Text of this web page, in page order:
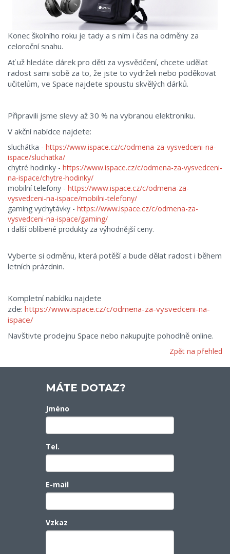
Konec školního roku je tady a s ním i čas na odměny za
celoroční snahu.
Ať už hledáte dárek pro děti za vysvědčení, chcete udělat
radost sami sobě za to, že jste to vydrželi nebo poděkovat
učitelům, ve Space najdete spoustu skvělých dárků.
Připravili jsme slevy až 30 % na vybranou elektroniku.
V akční nabídce najdete:
sluchátka - https://www.ispace.cz/c/odmena-za-vysvedceni-na-
ispace/sluchatka/
chytré hodinky - https://www.ispace.cz/c/odmena-za-vysvedceni-
na-ispace/chytre-hodinky/
mobilní telefony - https://www.ispace.cz/c/odmena-za-
vysvedceni-na-ispace/mobilni-telefony/
gaming vychytávky - https://www.ispace.cz/c/odmena-za-
vysvedceni-na-ispace/gaming/
i další oblíbené produkty za výhodnější ceny.
Vyberte si odměnu, která potěší a bude dělat radost i během
letních prázdnin.
Kompletní nabídku najdete
zde: https://www.ispace.cz/c/odmena-za-vysvedceni-na-
ispace/
Navštivte prodejnu Space nebo nakupujte pohodlně online.
Zpět na přehled
MÁTE DOTAZ?
Jméno
Tel.
E-mail
Vzkaz